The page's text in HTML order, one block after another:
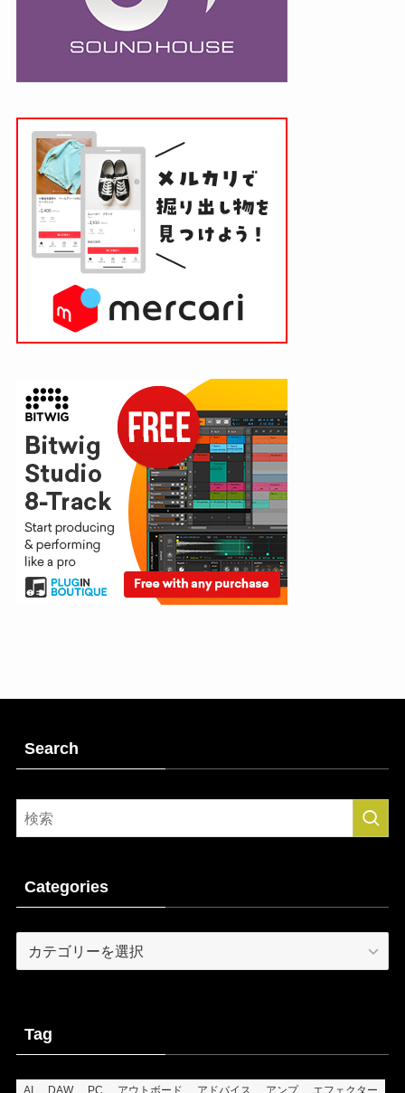
Search
Categories
Categories
Tag
AI DAW PC アウトボード アドバイス アンプ エフェクター